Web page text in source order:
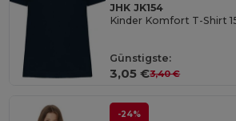
JHK JK154
Kinder Komfort T-Shirt
Günstigste:
3,05 €3,40 €
-24%